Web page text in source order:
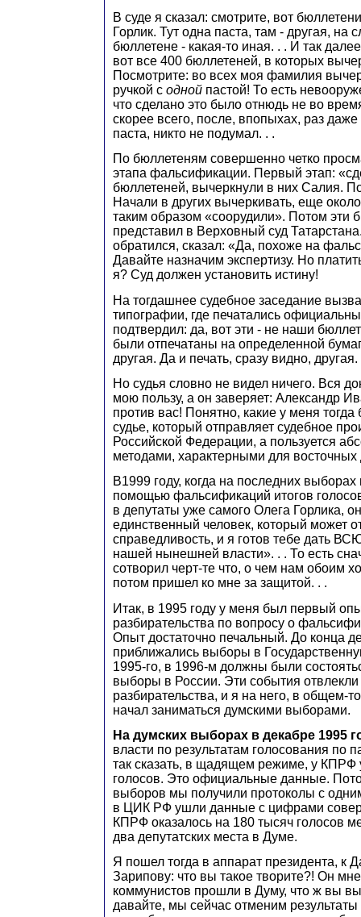
В суде я сказал: смотрите, вот
Горлик. Тут одна паста, там - другая, на
бюллетене - какая-то иная. . . И так
вот все 400 бюллетеней, в которых
Посмотрите: во всех моя фамилия
ручкой с одной пастой! То есть
что сделано это было отнюдь не во
скорее всего, после, впопыхах, раз даже
паста, никто не подумал. . .
По бюллетеням совершенно четко
этапа фальсификации. Первый этап:
бюллетеней, вычеркнули в них Салия.
Начали в других вычеркивать, еще
таким образом «соорудили». Потом эти
представил в Верховный суд
обратился, сказал: «Да, похоже на
Давайте назначим экспертизу. Но
я? Суд должен установить истину!
На тогдашнее судебное заседание
типографии, где печатались
подтвердил: да, вот эти - не наши
были отпечатаны на определенной
другая. Да и печать, сразу видно, другая.
Но судья словно не видел ничего. Вся
мою пользу, а он заверяет: Александр
против вас! Понятно, какие у меня тогда
судье, который отправляет судебное
Российской Федерации, а пользуется
методами, характерными для восточных
В1999 году, когда на последних выборах
помощью фальсификаций итогов
в депутаты уже самого Олега Горлика,
единственный человек, который может
справедливость, и я готов тебе дать
нашей нынешней власти». . . То есть
сотворил черт-те что, о чем нам обоим
потом пришел ко мне за защитой. . .
Итак, в 1995 году у меня был первый
разбирательства по вопросу о
Опыт достаточно печальный. До конца
приближались выборы в
1995-го, в 1996-м должны были
выборы в России. Эти события отвлекли
разбирательства, и я на него, в общем-
начал заниматься думскими выборами.
На думских выборах в декабре 1995
власти по результатам голосования по
так сказать, в щадящем режиме, у КПРФ
голосов. Это официальные данные.
выборов мы получили протоколы с
в ЦИК РФ ушли данные с цифрами
КПРФ оказалось на 180 тысяч голосов
два депутатских места в Думе.
Я пошел тогда в аппарат президента, к
Зарипову: что вы такое творите?! Он
коммунистов прошли в Думу, что ж вы
давайте, мы сейчас отменим результаты